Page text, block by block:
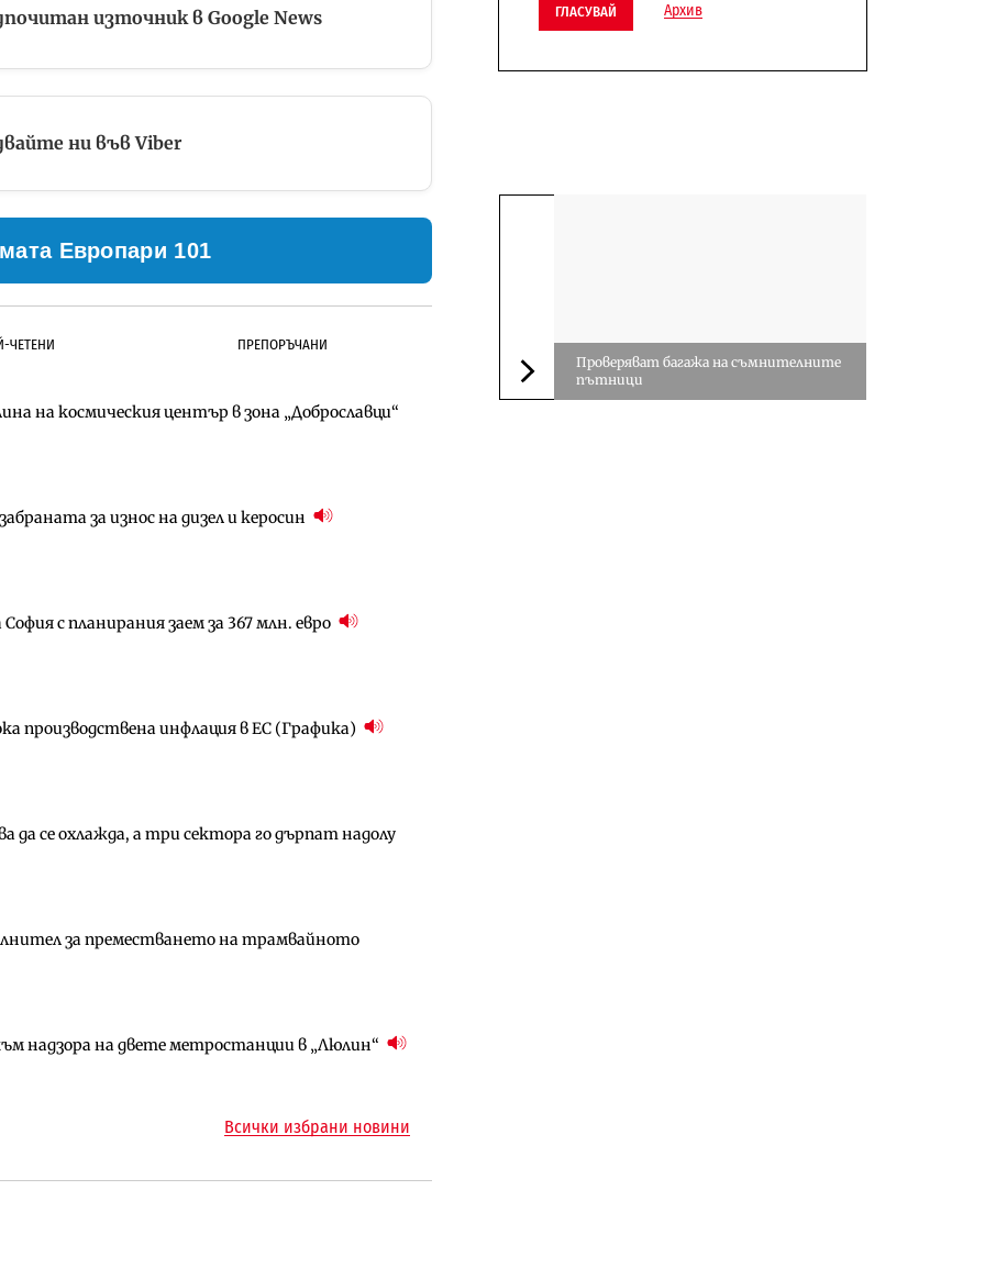
източник в Google News
ни във Viber
Европари 101
ЧЕТЕНИ ПРЕПОРЪЧАНИ
на космическия център в зона „Доброславци“
за износ на дизел и керосин
с планирания заем за 367 млн. евро
производствена инфлация в ЕС (Графика)
да се охлажда, а три сектора го дърпат надолу
за преместването на трамвайното
надзора на двете метростанции в „Люлин“
Петрохан ще върви паралелно с екологичните
езеро става част от бъдещата магистрала
придобиване на Euroapi Italy
за преместването на трамвайното
още няколко седмици, ако сушата продължи
план за магистралата Русе – Велико
надзора на двете метростанции в „Люлин“
Петрохан ще върви паралелно с екологичните
придобиване на Euroapi Italy
пазар има огромен потенциал за растеж
и същите обезщетения: НС прие социалния
оценки на имотите може да бъдат
продължава да се охлажда (Графика)
езеро става част от бъдещата магистрала
Всички избрани новини
ГЛАСУВАЙ Архив
Следваща новина
Проверяват багажа на съмнителните
пътници